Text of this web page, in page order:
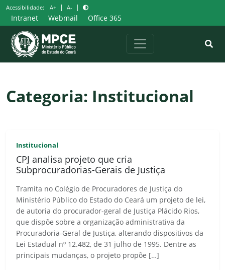
Pular
para
o
conteúdo
Acessibilidade: A+ | A- |
Intranet Webmail Office 365
Categoria: Institucional
Institucional
CPJ analisa projeto que cria
Subprocuradorias-Gerais de Justiça
Tramita no Colégio de Procuradores de Justiça do
Ministério Público do Estado do Ceará um projeto de lei,
de autoria do procurador-geral de Justiça Plácido Rios,
que dispõe sobre a organização administrativa da
Procuradoria-Geral de Justiça, alterando dispositivos da
Lei Estadual nº 12.482, de 31 julho de 1995. Dentre as
principais mudanças, o projeto propõe […]